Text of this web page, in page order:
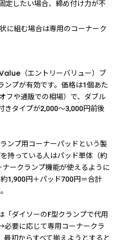
定したい場合、締め付け力が不
に組む場合は専用のコーナーク
（エントリーバリュー）ブ
ンプが有効です。価格は1個あた
フや通販での相場）で、ダブル
きタイプが2,000〜3,000円前後
ンプ用コーナーパッドという製
持っている人はパッド単体（約
ークランプ機能が使えるように
1,900円＋パッド700円＝合計
「ダイソーのF型クランプで代用
要に応じて専用コーナークラ
初からすべて揃えようとすると